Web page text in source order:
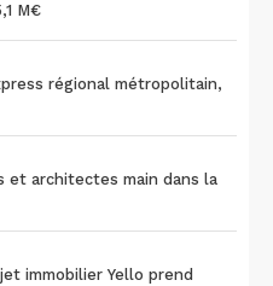
M€
régional métropolitain,
et architectes main dans la
immobilier Yello prend